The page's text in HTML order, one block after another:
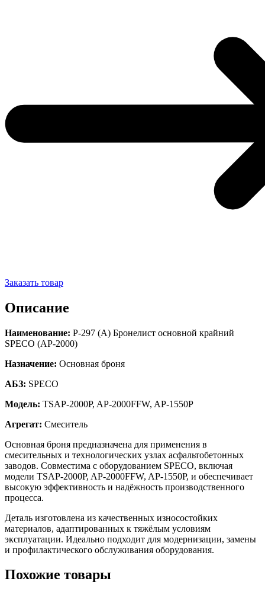
Заказать товар
Описание
Наименование: Р-297 (A) Бронелист основной крайний
SPECO (AP-2000)
Назначение: Основная броня
АБЗ: SPECO
Модель: TSAP-2000P, AP-2000FFW, AP-1550P
Агрегат: Смеситель
Основная броня предназначена для применения в
смесительных и технологических узлах асфальтобетонных
заводов. Совместима с оборудованием SPECO, включая
модели TSAP-2000P, AP-2000FFW, AP-1550P, и обеспечивает
высокую эффективность и надёжность производственного
процесса.
Деталь изготовлена из качественных износостойких
материалов, адаптированных к тяжёлым условиям
эксплуатации. Идеально подходит для модернизации, замены
и профилактического обслуживания оборудования.
Похожие товары